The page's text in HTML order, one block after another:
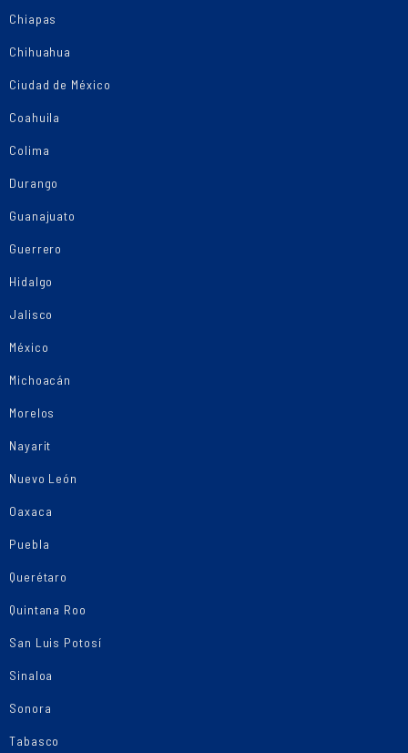
Chiapas
Chihuahua
Ciudad de México
Coahuila
Colima
Durango
Guanajuato
Guerrero
Hidalgo
Jalisco
México
Michoacán
Morelos
Nayarit
Nuevo León
Oaxaca
Puebla
Querétaro
Quintana Roo
San Luis Potosí
Sinaloa
Sonora
Tabasco